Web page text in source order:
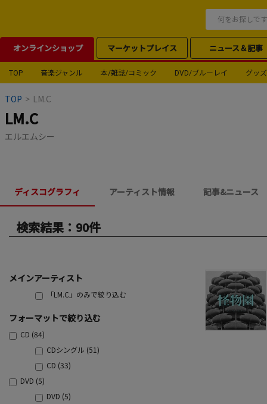
オンラインショップ マーケットプレイス ニュース＆記事
TOP 音楽ジャンル 本/雑誌/コミック DVD/ブルーレイ グッズ
TOP > LM.C
LM.C
エルエムシー
ディスコグラフィ アーティスト情報 記事&ニュース
検索結果：90件
メインアーティスト
「LM.C」のみで絞り込む
フォーマットで絞り込む
CD (84)
CDシングル (51)
CD (33)
DVD (5)
DVD (5)